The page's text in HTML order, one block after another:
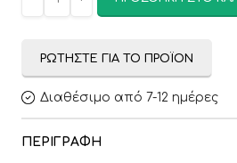
ΡΩΤΉΣΤΕ ΓΙΑ ΤΟ ΠΡΟΪΌΝ
Διαθέσιμο από 7-12 ημέρες
ΠΕΡΙΓΡΑΦΉ